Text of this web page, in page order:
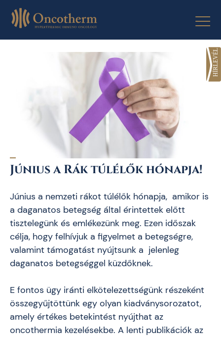
Június a Rák túlélők hónapja!
Június a nemzeti rákot túlélők hónapja, amikor is
a daganatos betegség által érintettek előtt
tisztelegünk és emlékezünk meg. Ezen időszak
célja, hogy felhívjuk a figyelmet a betegségre,
valamint támogatást nyújtsunk a jelenleg
daganatos betegséggel küzdőknek.
E fontos ügy iránti elkötelezettségünk részeként
összegyűjtöttünk egy olyan kiadványsorozatot,
amely értékes betekintést nyújthat az
oncothermia kezelésekbe. A lenti publikációk az